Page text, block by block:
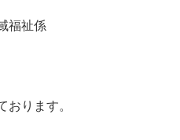
福祉係
おります。